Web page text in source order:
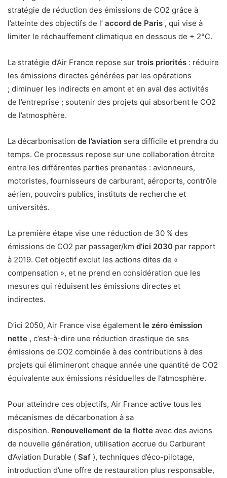
stratégie de réduction des émissions de CO2 grâce à
l’atteinte des objectifs de l’ accord de Paris , qui vise à
limiter le réchauffement climatique en dessous de + 2°C.
La stratégie d’Air France repose sur trois priorités : réduire
les émissions directes générées par les opérations
; diminuer les indirects en amont et en aval des activités
de l’entreprise ; soutenir des projets qui absorbent le CO2
de l’atmosphère.
La décarbonisation de l’aviation sera difficile et prendra du
temps. Ce processus repose sur une collaboration étroite
entre les différentes parties prenantes : avionneurs,
motoristes, fournisseurs de carburant, aéroports, contrôle
aérien, pouvoirs publics, instituts de recherche et
universités.
La première étape vise une réduction de 30 % des
émissions de CO2 par passager/km d’ici 2030 par rapport
à 2019. Cet objectif exclut les actions dites de «
compensation », et ne prend en considération que les
mesures qui réduisent les émissions directes et
indirectes.
D’ici 2050, Air France vise également le zéro émission
nette , c’est-à-dire une réduction drastique de ses
émissions de CO2 combinée à des contributions à des
projets qui élimineront chaque année une quantité de CO2
équivalente aux émissions résiduelles de l’atmosphère.
Pour atteindre ces objectifs, Air France active tous les
mécanismes de décarbonation à sa
disposition. Renouvellement de la flotte avec des avions
de nouvelle génération, utilisation accrue du Carburant
d’Aviation Durable ( Saf ), techniques d’éco-pilotage,
introduction d’une offre de restauration plus responsable,